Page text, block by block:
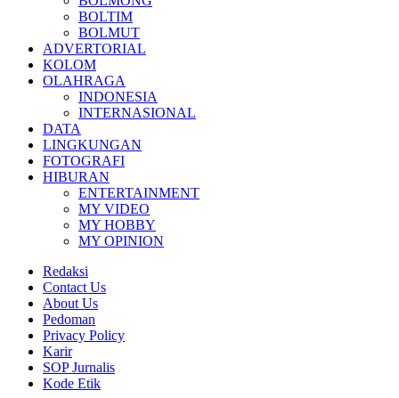
BOLTIM
BOLMUT
ADVERTORIAL
KOLOM
OLAHRAGA
INDONESIA
INTERNASIONAL
DATA
LINGKUNGAN
FOTOGRAFI
HIBURAN
ENTERTAINMENT
MY VIDEO
MY HOBBY
MY OPINION
Redaksi
Contact Us
About Us
Pedoman
Privacy Policy
Karir
SOP Jurnalis
Kode Etik